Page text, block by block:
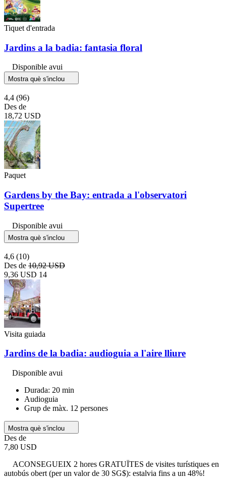
Tiquet d'entrada
Jardins a la badia: fantasia floral
Disponible avui
Mostra què s'inclou
4,4 (96)
Des de
18,72 USD
Paquet
Gardens by the Bay: entrada a l'observatori
Supertree
Disponible avui
Mostra què s'inclou
4,6 (10)
Des de 10,92 USD
9,36 USD 14
Visita guiada
Jardins de la badia: audioguia a l'aire lliure
Disponible avui
Durada: 20 min
Audioguia
Grup de màx. 12 persones
Mostra què s'inclou
Des de
7,80 USD
ACONSEGUEIX 2 hores GRATUÏTES de visites turístiques en
autobús obert (per un valor de 30 SG$): estalvia fins a un 48%!